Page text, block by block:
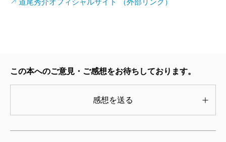
道尾秀介オフィシャルサイト （外部リンク）
この本へのご意見・ご感想をお待ちしております。
感想を送る